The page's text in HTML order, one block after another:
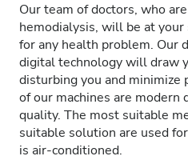
Our team of doctors, who
hemodialysis, will be at
for any health problem. Our
digital technology will draw
disturbing you and
of our machines are modern
quality. The most suitable
suitable solution are used
is air-conditioned.